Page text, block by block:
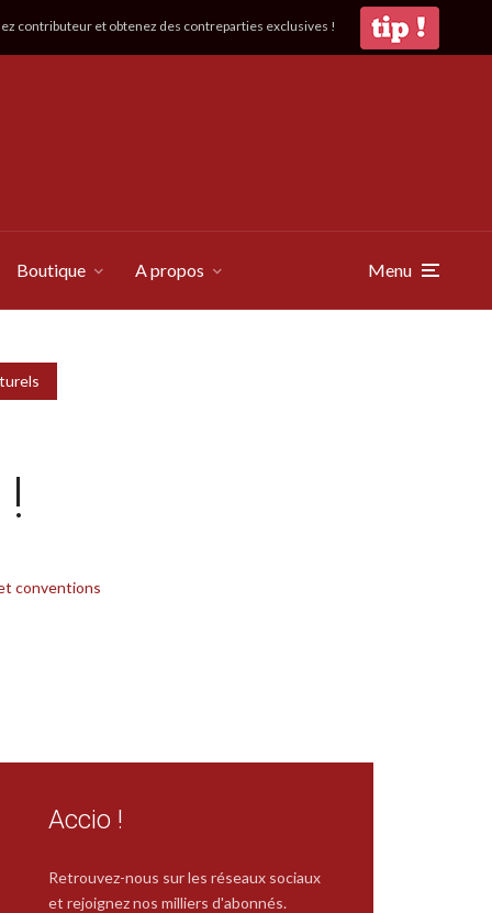
contributeur et obtenez des contreparties exclusives !
Boutique A propos Menu
conventions
Accio !
Retrouvez-nous sur les réseaux sociaux
et rejoignez nos milliers d'abonnés.